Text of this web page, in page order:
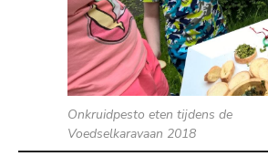
Onkruidpesto eten tijdens de
Voedselkaravaan 2018